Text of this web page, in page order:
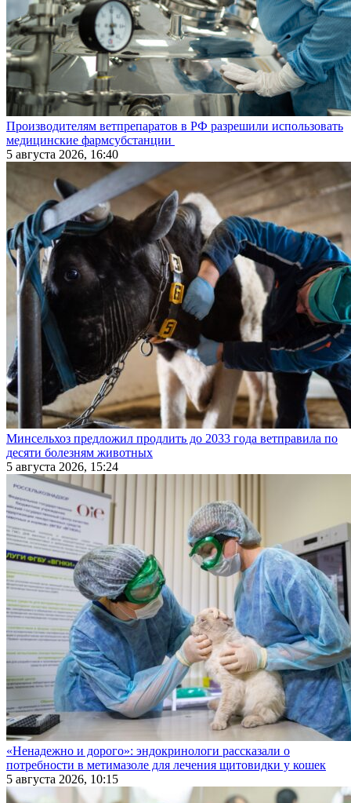
Производителям ветпрепаратов в РФ разрешили использовать
медицинские фармсубстанции
5 августа 2026, 16:40
Минсельхоз предложил продлить до 2033 года ветправила по
десяти болезням животных
5 августа 2026, 15:24
«Ненадежно и дорого»: эндокринологи рассказали о
потребности в метимазоле для лечения щитовидки у кошек
5 августа 2026, 10:15